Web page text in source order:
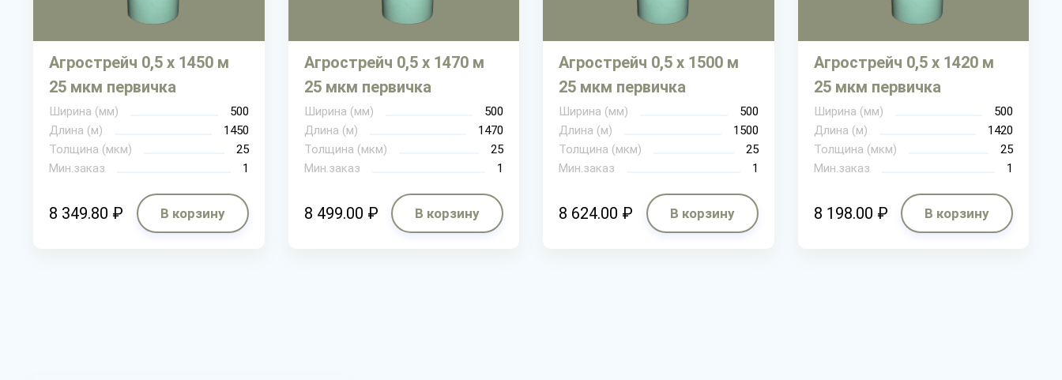
Агрострейч 0,5 х 1450 м
25 мкм первичка
Ширина (мм)
500
Длина (м)
1450
Толщина (мкм)
25
Мин.заказ
1
8 349.80 ₽ В корзину
Агрострейч 0,5 х 1470 м
25 мкм первичка
Ширина (мм)
500
Длина (м)
1470
Толщина (мкм)
25
Мин.заказ
1
8 499.00 ₽ В корзину
Агрострейч 0,5 х 1500 м
25 мкм первичка
Ширина (мм)
500
Длина (м)
1500
Толщина (мкм)
25
Мин.заказ
1
8 624.00 ₽ В корзину
Агрострейч 0,5 х 1420 м
25 мкм первичка
Ширина (мм)
500
Длина (м)
1420
Толщина (мкм)
25
Мин.заказ
1
8 198.00 ₽ В корзину